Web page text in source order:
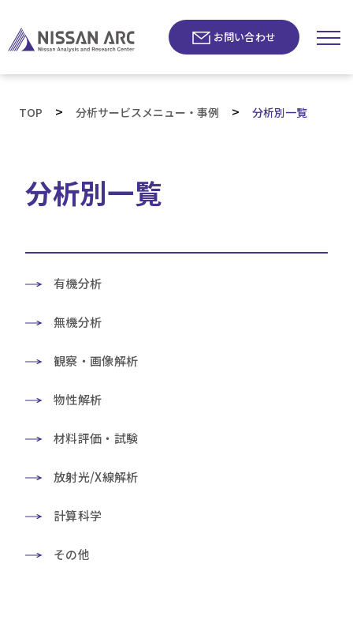
お問い合わせ
TOP > 分析サービスメニュー・事例 > 分析別一覧
分析別一覧
有機分析
無機分析
観察・画像解析
物性解析
材料評価・試験
放射光/X線解析
計算科学
その他